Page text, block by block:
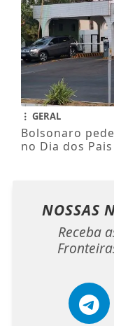
GERAL
Bolsonaro
no Dia dos Pais
NOSSAS
Receba